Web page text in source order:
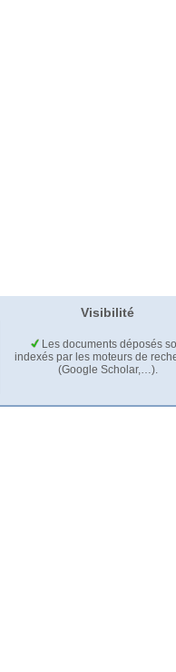
Visibilité
Les documents déposés
indexés par les moteurs de
(Google Scholar,…).